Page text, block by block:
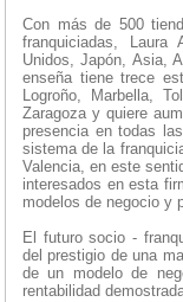
Con más de 500
franquiciadas, Laura
Unidos, Japón, Asia,
enseña tiene trece
Logroño, Marbella,
Zaragoza y quiere
presencia en todas
sistema de la
Valencia, en este
interesados en esta
modelos de negocio y
El futuro socio -
del prestigio de una
de un modelo de
rentabilidad